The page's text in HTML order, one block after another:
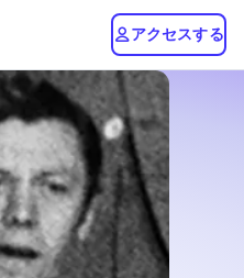
アクセスする